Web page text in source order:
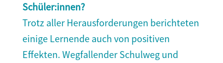
Schüler:innen?
Trotz aller Herausforderungen berichteten
einige Lernende auch von positiven
Effekten. Wegfallender Schulweg und